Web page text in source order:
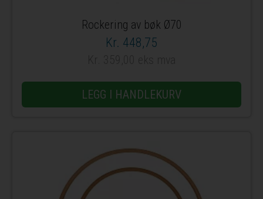
Rockering av bøk Ø70
Kr. 448,75
LEGG I HANDLEKURV